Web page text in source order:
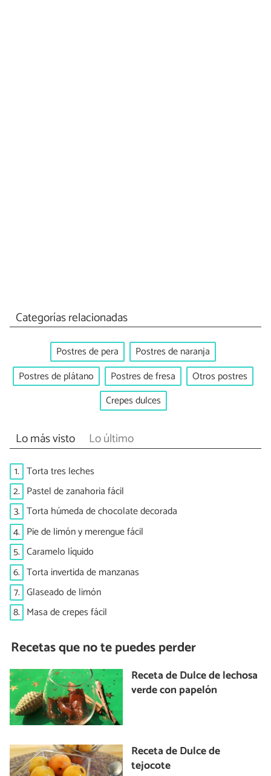
Categorías relacionadas
Postres de pera
Postres de naranja
Postres de plátano
Postres de fresa
Otros postres
Crepes dulces
Lo más visto Lo último
1. Torta tres leches
2. Pastel de zanahoria fácil
3. Torta húmeda de chocolate decorada
4. Pie de limón y merengue fácil
5. Caramelo líquido
6. Torta invertida de manzanas
7. Glaseado de limón
8. Masa de crepes fácil
Recetas que no te puedes perder
Receta de Dulce de lechosa
verde con papelón
Receta de Dulce de
tejocote